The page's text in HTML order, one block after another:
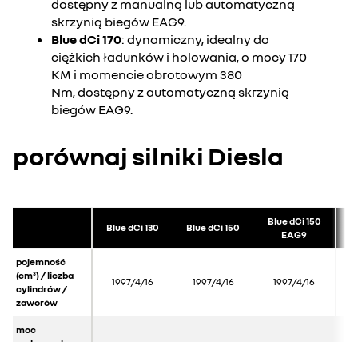
dostępny z manualną lub automatyczną
skrzynią biegów EAG9.
Blue dCi 170: dynamiczny, idealny do
ciężkich ładunków i holowania, o mocy 170
KM i momencie obrotowym 380
Nm, dostępny z automatyczną skrzynią
biegów EAG9.
porównaj silniki Diesla
Blue dCi 130 Blue dCi 150
Blue dCi 150
EAG9
pojemność
(cm3) / liczba
cylindrów /
zaworów
1997/4/16 1997/4/16 1997/4/16
moc